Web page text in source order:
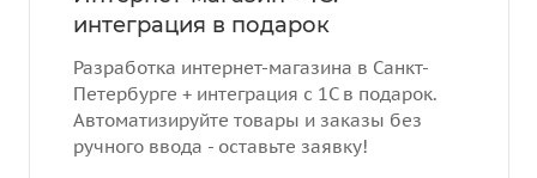
интеграция в подарок
Разработка интернет-магазина в Санкт-
Петербурге + интеграция с 1С в подарок.
Автоматизируйте товары и заказы без
ручного ввода - оставьте заявку!